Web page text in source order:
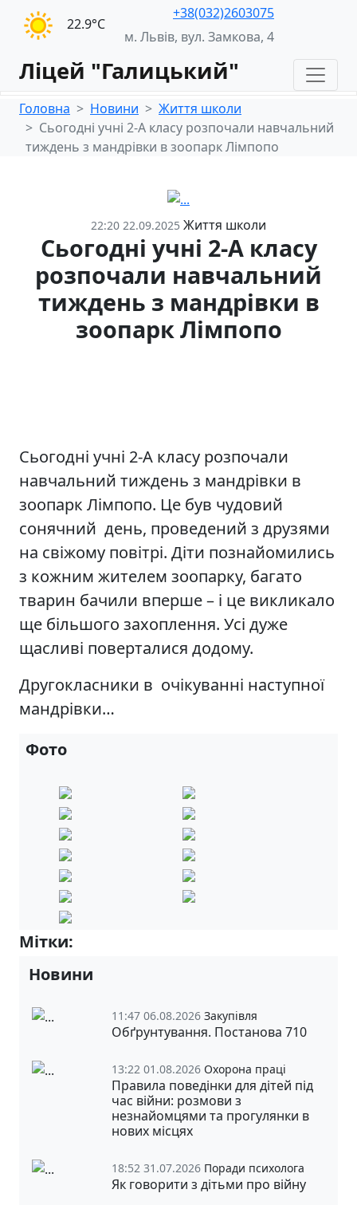
22.9°С
+38(032)2603075
м. Львів, вул. Замкова, 4
Ліцей "Галицький"
Головна Новини
Життя школи
Сьогодні учні 2-А класу розпочали навчальний
тиждень з мандрівки в зоопарк Лімпопо
22:20 22.09.2025 Життя школи
Сьогодні учні 2-А класу
розпочали навчальний
тиждень з мандрівки в
зоопарк Лімпопо
Сьогодні учні 2-А класу розпочали
навчальний тиждень з мандрівки в
зоопарк Лімпопо. Це був чудовий
сонячний день, проведений з друзями
на свіжому повітрі. Діти познайомились
з кожним жителем зоопарку, багато
тварин бачили вперше – і це викликало
ще більшого захоплення. Усі дуже
щасливі поверталися додому.
Другокласники в очікуванні наступної
мандрівки…
Фото
Мітки:
Новини
11:47 06.08.2026 Закупівля
Обґрунтування. Постанова 710
13:22 01.08.2026 Охорона праці
Правила поведінки для дітей під
час війни: розмови з
незнайомцями та прогулянки в
нових місцях
18:52 31.07.2026 Поради психолога
Як говорити з дітьми про війну